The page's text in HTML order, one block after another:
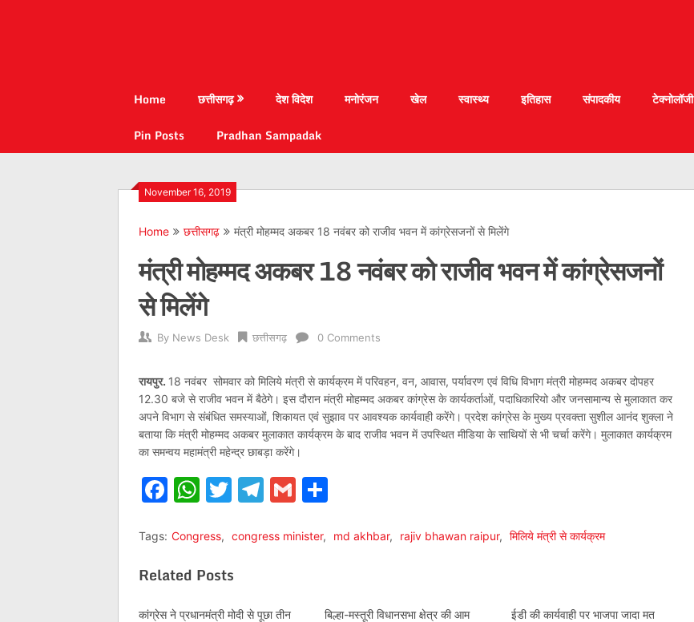
Home छत्तीसगढ़ देश विदेश मनोरंजन खेल स्वास्थ्य इतिहास संपादकीय टेक्नोलॉजी
Pin Posts
Pradhan Sampadak
November 16, 2019
Home छत्तीसगढ़ मंत्री मोहम्मद अकबर 18 नवंबर को राजीव भवन में कांग्रेसजनों से मिलेंगे
मंत्री मोहम्मद अकबर 18 नवंबर को राजीव भवन में कांग्रेसजनों
से मिलेंगे
By News Desk छत्तीसगढ़ 0 Comments
रायपुर. 18 नवंबर सोमवार को मिलिये मंत्री से कार्यक्रम में परिवहन, वन, आवास, पर्यावरण एवं विधि विभाग मंत्री मोहम्मद अकबर दोपहर
12.30 बजे से राजीव भवन में बैठेगे। इस दौरान मंत्री मोहम्मद अकबर कांग्रेस के कार्यकर्ताओं, पदाधिकारियो और जनसामान्य से मुलाकात कर
अपने विभाग से संबंधित समस्याओं, शिकायत एवं सुझाव पर आवश्यक कार्यवाही करेंगे। प्रदेश कांग्रेस के मुख्य प्रवक्ता सुशील आनंद शुक्ला ने
बताया कि मंत्री मोहम्मद अकबर मुलाकात कार्यक्रम के बाद राजीव भवन में उपस्थित मीडिया के साथियों से भी चर्चा करेंगे। मुलाकात कार्यक्रम
का समन्वय महामंत्री महेन्द्र छाबड़ा करेंगे।
Facebook
WhatsApp
Twitter
Telegram
Gmail
Tags: Congress, congress minister, md akhbar, rajiv bhawan raipur, मिलिये मंत्री से कार्यक्रम
Related Posts
कांग्रेस ने प्रधानमंत्री मोदी से पूछा तीन
बिल्हा-मस्तूरी विधानसभा क्षेत्र की आम
ईडी की कार्यवाही पर भाजपा जादा मत